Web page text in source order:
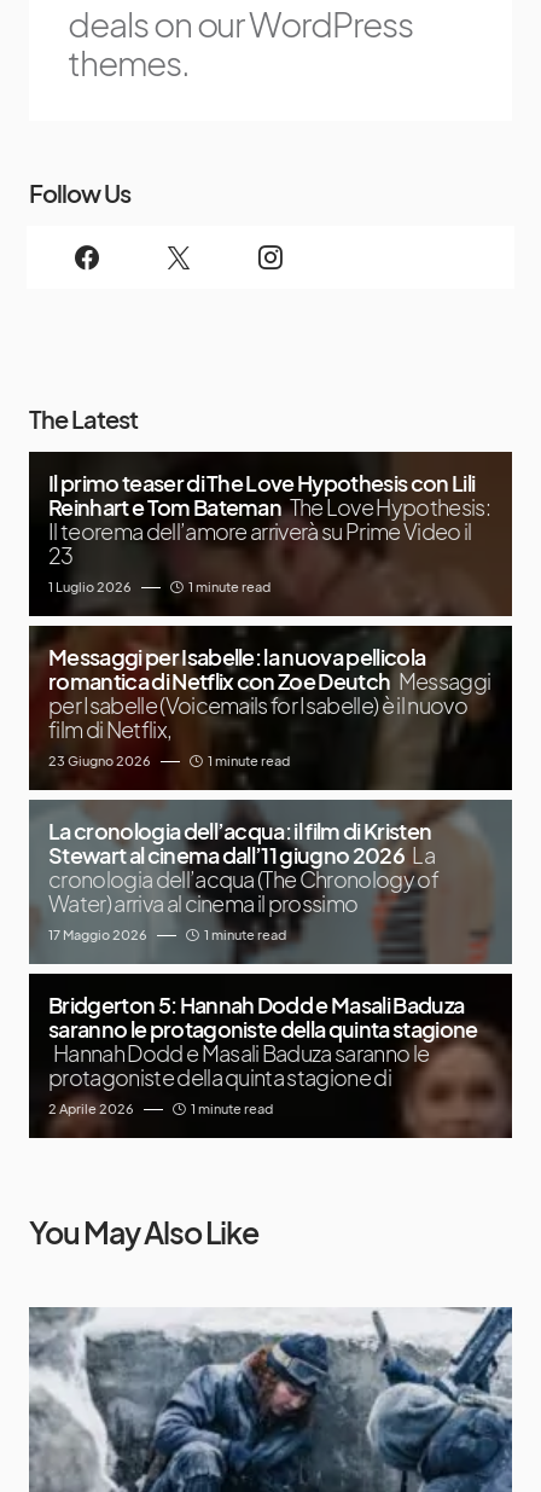
deals on our WordPress
themes.
Follow Us
The Latest
Il primo teaser di The Love Hypothesis con Lili
Reinhart e Tom Bateman The Love Hypothesis:
Il teorema dell’amore arriverà su Prime Video il
23
1 Luglio 2026 1 minute read
Messaggi per Isabelle: la nuova pellicola
romantica di Netflix con Zoe Deutch Messaggi
per Isabelle (Voicemails for Isabelle) è il nuovo
film di Netflix,
23 Giugno 2026 1 minute read
La cronologia dell’acqua: il film di Kristen
Stewart al cinema dall’11 giugno 2026 La
cronologia dell’acqua (The Chronology of
Water) arriva al cinema il prossimo
17 Maggio 2026 1 minute read
Bridgerton 5: Hannah Dodd e Masali Baduza
saranno le protagoniste della quinta stagione
Hannah Dodd e Masali Baduza saranno le
protagoniste della quinta stagione di
2 Aprile 2026 1 minute read
You May Also Like